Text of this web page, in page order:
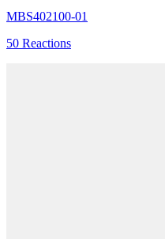
MBS402100-01
50 Reactions